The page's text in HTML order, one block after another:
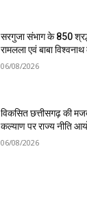
सरगुजा संभाग के 850
रामलला एवं बाबा
06/08/2026
विकसित छत्तीसगढ़ की
कल्याण पर राज्य नीति
06/08/2026